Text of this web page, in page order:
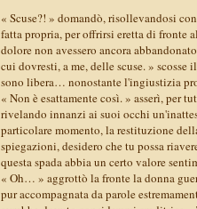
« Scuse?! » domandò, risollevandosi
fatta propria, per offrirsi eretta di fronte
dolore non avessero ancora
cui dovresti, a me, delle scuse. »
sono libera… nonostante l'ingiustizia
« Non è esattamente così. » asserì, per
rivelando innanzi ai suoi occhi
particolare momento, la restituzione
spiegazioni, desidero che tu possa
questa spada abbia un certo valore
« Oh… » aggrottò la fronte la donna
pur accompagnata da parole